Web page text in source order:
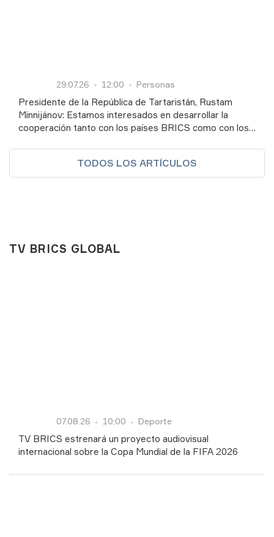
29.07.26 12:00 Personas
Presidente de la República de Tartaristán, Rustam
Minnijánov: Estamos interesados en desarrollar la
cooperación tanto con los países BRICS como con los
América Latina
TODOS LOS ARTÍCULOS
TV BRICS GLOBAL
07.08.26 10:00 Deporte
TV BRICS estrenará un proyecto audiovisual
internacional sobre la Copa Mundial de la FIFA 2026